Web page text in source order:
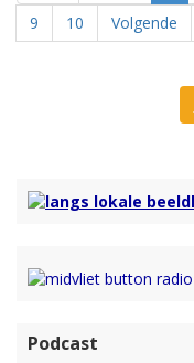
9 10 Volgende
Podcast